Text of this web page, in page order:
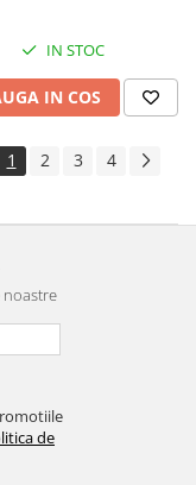
IN STOC
IN COS
1 2 3 4
noastre
de